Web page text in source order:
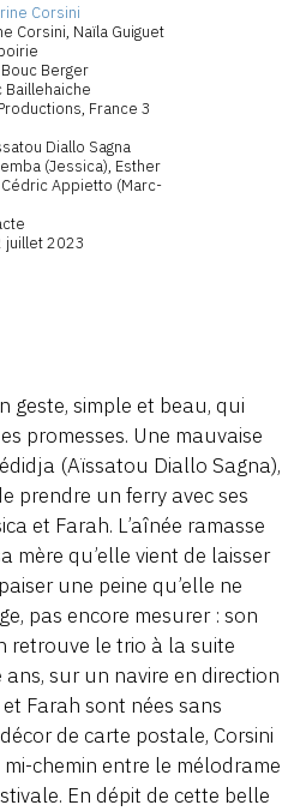
Corsini
Corsini, Naïla Guiguet
Berger
Baillehaiche
France 3
Diallo Sagna
(Jessica), Esther
Appietto (Marc-
juillet 2023
geste, simple et beau, qui
promesses. Une mauvaise
(Aïssatou Diallo Sagna),
prendre un ferry avec ses
et Farah. L’aînée ramasse
mère qu’elle vient de laisser
une peine qu’elle ne
pas encore mesurer : son
retrouve le trio à la suite
ans, sur un navire en direction
Farah sont nées sans
de carte postale, Corsini
chemin entre le mélodrame
En dépit de cette belle